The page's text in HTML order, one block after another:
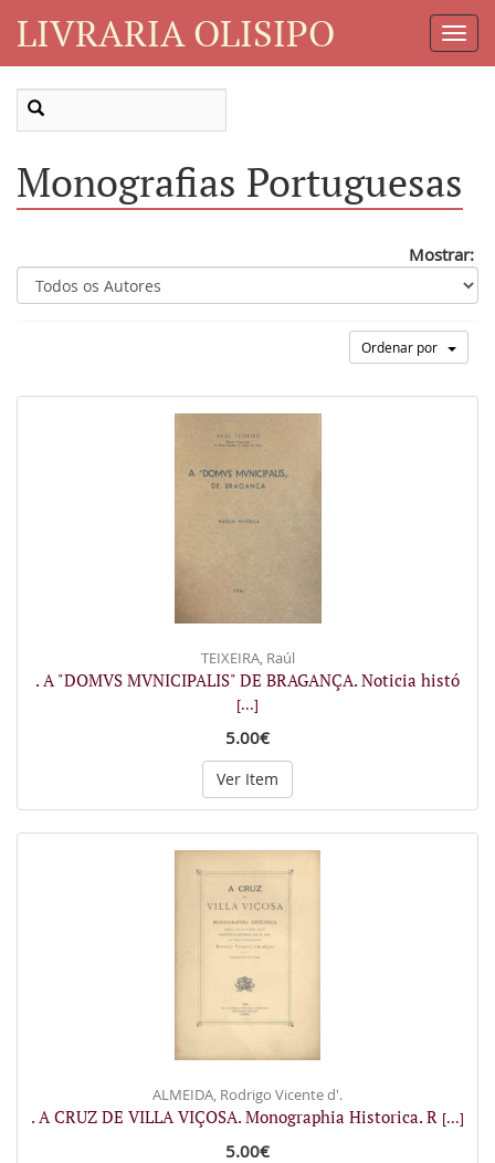
LIVRARIA OLISIPO
Monografias Portuguesas
Mostrar:
Ordenar por
TEIXEIRA, Raúl
. A "DOMVS MVNICIPALIS" DE BRAGANÇA. Noticia histó
[...]
5.00€
Ver Item
ALMEIDA, Rodrigo Vicente d'.
. A CRUZ DE VILLA VIÇOSA. Monographia Historica. R [...]
5.00€